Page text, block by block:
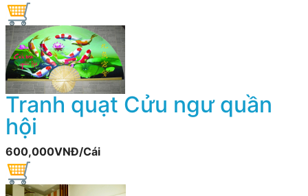
Tranh quạt Cửu ngư quần
hội
600,000VNĐ/Cái